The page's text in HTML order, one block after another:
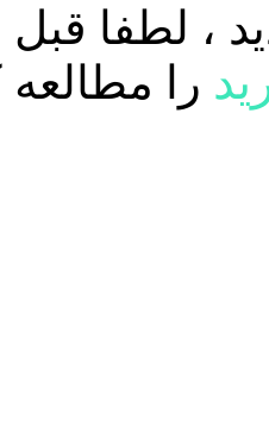
، لطفا قبل
را مطالعه